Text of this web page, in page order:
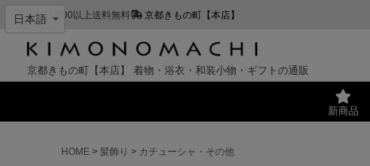
¥11,000以上送料無料 京都きもの町【本店】
京都きもの町【本店】 着物・浴衣・和装小物・ギフトの通販
新商品
HOME
髪飾り カチューシャ・その他